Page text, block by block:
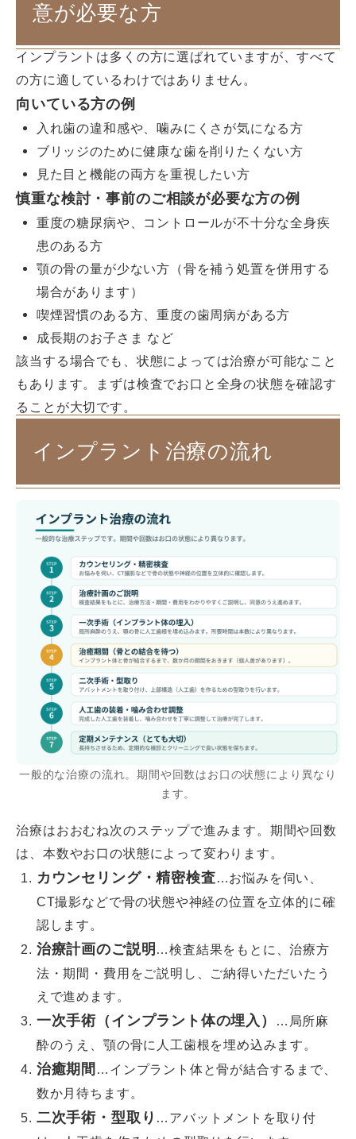
意が必要な方
インプラントは多くの方に選ばれていますが、すべて
の方に適しているわけではありません。
向いている方の例
入れ歯の違和感や、噛みにくさが気になる方
ブリッジのために健康な歯を削りたくない方
見た目と機能の両方を重視したい方
慎重な検討・事前のご相談が必要な方の例
重度の糖尿病や、コントロールが不十分な全身疾
患のある方
顎の骨の量が少ない方（骨を補う処置を併用する
場合があります）
喫煙習慣のある方、重度の歯周病がある方
成長期のお子さま など
該当する場合でも、状態によっては治療が可能なこと
もあります。まずは検査でお口と全身の状態を確認す
ることが大切です。
インプラント治療の流れ
一般的な治療の流れ。期間や回数はお口の状態により異なり
ます。
治療はおおむね次のステップで進みます。期間や回数
は、本数やお口の状態によって変わります。
カウンセリング・精密検査…お悩みを伺い、
CT撮影などで骨の状態や神経の位置を立体的に確
認します。
治療計画のご説明 …検査結果をもとに、治療方
法・期間・費用をご説明し、ご納得いただいたう
えで進めます。
一次手術（インプラント体の埋入）
…局所麻
酔のうえ、顎の骨に人工歯根を埋め込みます。
治癒期間 …インプラント体と骨が結合するまで、
数か月待ちます。
二次手術・型取り …アバットメントを取り付